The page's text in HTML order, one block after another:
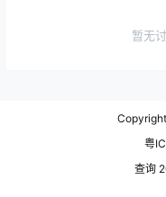
暂无
粤
查询